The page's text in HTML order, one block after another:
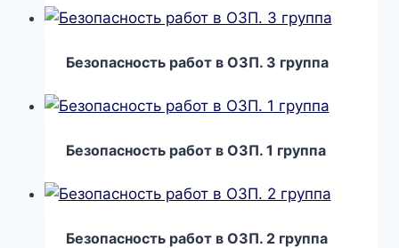
Безопасность работ в ОЗП. 3 группа
Безопасность работ в ОЗП. 1 группа
Безопасность работ в ОЗП. 2 группа